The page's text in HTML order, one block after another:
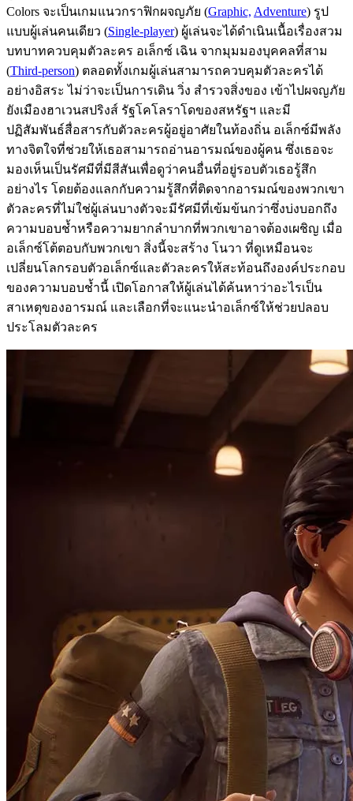
Colors จะเป็นเกมแนวกราฟิกผจญภัย (Graphic, Adventure) รูป
แบบผู้เล่นคนเดียว (Single-player) ผู้เล่นจะได้ดำเนินเนื้อเรื่องสวม
บทบาทควบคุมตัวละคร อเล็กซ์ เฉิน จากมุมมองบุคคลที่สาม
(Third-person) ตลอดทั้งเกมผู้เล่นสามารถควบคุมตัวละครได้
อย่างอิสระ ไม่ว่าจะเป็นการเดิน วิ่ง สำรวจสิ่งของ เข้าไปผจญภัย
ยังเมืองฮาเวนสปริงส์ รัฐโคโลราโดของสหรัฐฯ และมี
ปฏิสัมพันธ์สื่อสารกับตัวละครผู้อยู่อาศัยในท้องถิ่น อเล็กซ์มีพลัง
ทางจิตใจที่ช่วยให้เธอสามารถอ่านอารมณ์ของผู้คน ซึ่งเธอจะ
มองเห็นเป็นรัศมีที่มีสีสันเพื่อดูว่าคนอื่นที่อยู่รอบตัวเธอรู้สึก
อย่างไร โดยต้องแลกกับความรู้สึกที่ติดจากอารมณ์ของพวกเขา
ตัวละครที่ไม่ใช่ผู้เล่นบางตัวจะมีรัศมีที่เข้มข้นกว่าซึ่งบ่งบอกถึง
ความบอบช้ำหรือความยากลำบากที่พวกเขาอาจต้องเผชิญ เมื่อ
อเล็กซ์โต้ตอบกับพวกเขา สิ่งนี้จะสร้าง โนวา ที่ดูเหมือนจะ
เปลี่ยนโลกรอบตัวอเล็กซ์และตัวละครให้สะท้อนถึงองค์ประกอบ
ของความบอบช้ำนี้ เปิดโอกาสให้ผู้เล่นได้ค้นหาว่าอะไรเป็น
สาเหตุของอารมณ์ และเลือกที่จะแนะนำอเล็กซ์ให้ช่วยปลอบ
ประโลมตัวละคร